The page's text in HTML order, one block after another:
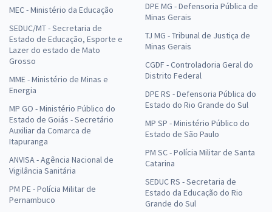
MEC - Ministério da Educação
SEDUC/MT - Secretaria de
Estado de Educação, Esporte e
Lazer do estado de Mato
Grosso
MME - Ministério de Minas e
Energia
MP GO - Ministério Público do
Estado de Goiás - Secretário
Auxiliar da Comarca de
Itapuranga
ANVISA - Agência Nacional de
Vigilância Sanitária
PM PE - Polícia Militar de
Pernambuco
DPE MG - Defensoria Pública de
Minas Gerais
TJ MG - Tribunal de Justiça de
Minas Gerais
CGDF - Controladoria Geral do
Distrito Federal
DPE RS - Defensoria Pública do
Estado do Rio Grande do Sul
MP SP - Ministério Público do
Estado de São Paulo
PM SC - Polícia Militar de Santa
Catarina
SEDUC RS - Secretaria de
Estado da Educação do Rio
Grande do Sul